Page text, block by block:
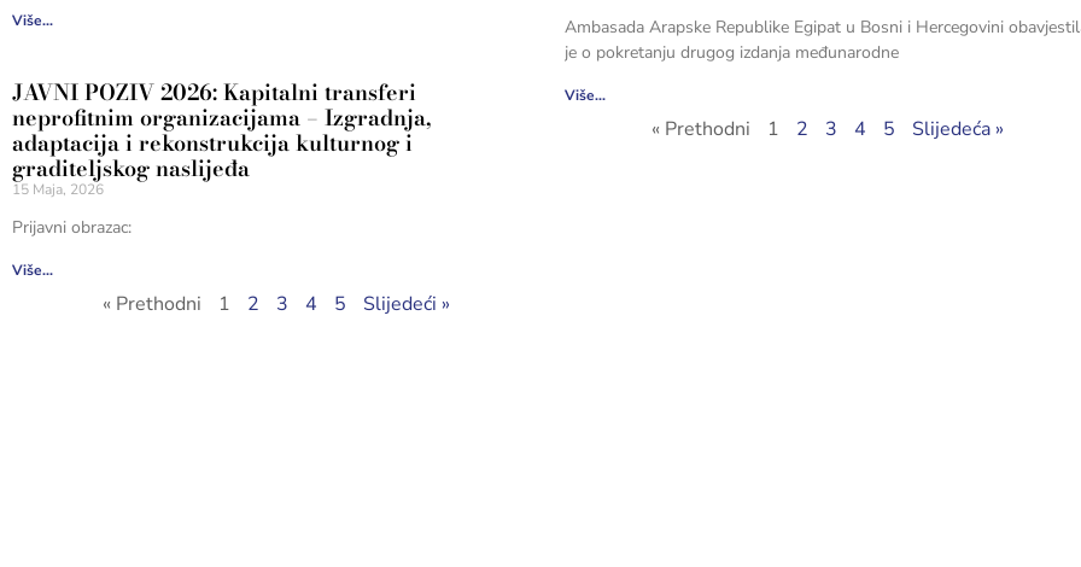
Više...
JAVNI POZIV 2026: Kapitalni transferi
neprofitnim organizacijama – Izgradnja,
adaptacija i rekonstrukcija kulturnog i
graditeljskog naslijeđa
15 Maja, 2026
Prijavni obrazac:
Više...
« Prethodni 1 2 3 4 5 Slijedeći »
Ambasada Arapske Republike Egipat u Bosni i Hercegovini
je o pokretanju drugog izdanja međunarodne
Više...
« Prethodni 1 2 3 4 5 Slijedeća »